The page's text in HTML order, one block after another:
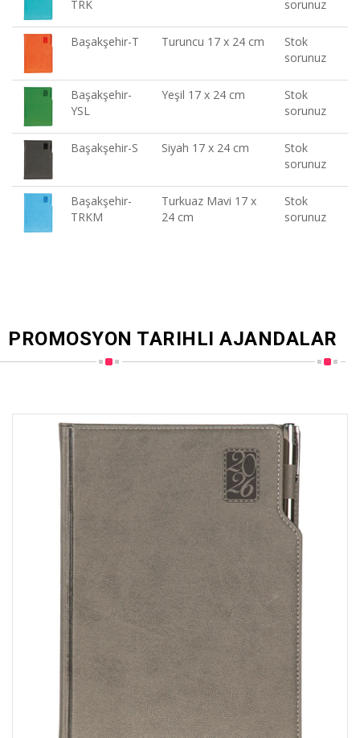
TRK sorunuz
Başakşehir-T Turuncu 17 x 24 cm
Stok
sorunuz
Başakşehir-
YSL
Yeşil 17 x 24 cm
Stok
sorunuz
Başakşehir-S Siyah 17 x 24 cm
Stok
sorunuz
Başakşehir-
TRKM
Turkuaz Mavi 17 x
24 cm
Stok
sorunuz
PROMOSYON TARIHLI AJANDALAR